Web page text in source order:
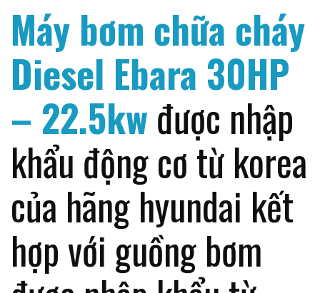
Máy bơm chữa cháy
Diesel Ebara 30HP
– 22.5kwđược nhập
khẩu động cơ từ korea
của hãng hyundai kết
hợp với guồng bơm